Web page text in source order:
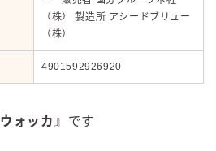
（株） 製造所 アシードブリュー
（株）
4901592926920
ウォッカ 』です